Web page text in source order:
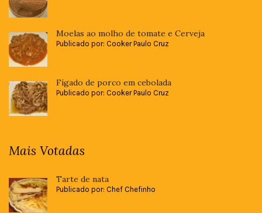
Moelas ao molho de tomate e Cerveja
Publicado por: Cooker Paulo Cruz
Fígado de porco em cebolada
Publicado por: Cooker Paulo Cruz
Mais Votadas
Tarte de nata
Publicado por: Chef Chefinho